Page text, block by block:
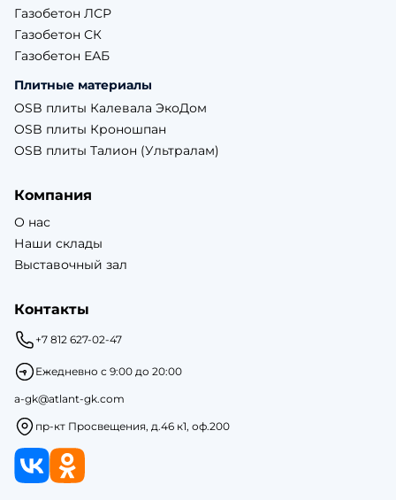
Газобетон ЛСР
Газобетон СК
Газобетон ЕАБ
Плитные материалы
OSB плиты Калевала ЭкоДом
OSB плиты Кроношпан
OSB плиты Талион (Ультралам)
Компания
О нас
Наши склады
Выставочный зал
Контакты
+7 812 627-02-47
Ежедневно с 9:00 до 20:00
a-gk@atlant-gk.com
пр-кт Просвещения, д.46 к1, оф.200